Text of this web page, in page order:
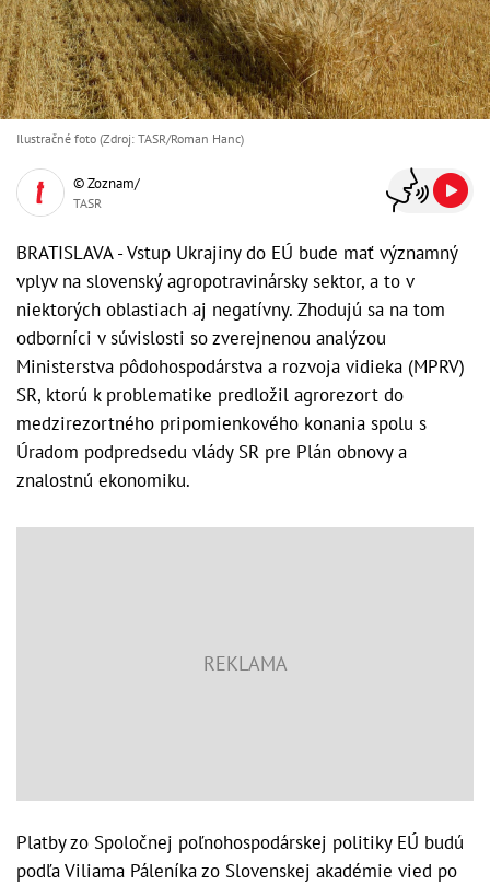
Ilustračné foto (Zdroj: TASR/Roman Hanc)
© Zoznam/
TASR
BRATISLAVA - Vstup Ukrajiny do EÚ bude mať významný
vplyv na slovenský agropotravinársky sektor, a to v
niektorých oblastiach aj negatívny. Zhodujú sa na tom
odborníci v súvislosti so zverejnenou analýzou
Ministerstva pôdohospodárstva a rozvoja vidieka (MPRV)
SR, ktorú k problematike predložil agrorezort do
medzirezortného pripomienkového konania spolu s
Úradom podpredsedu vlády SR pre Plán obnovy a
znalostnú ekonomiku.
Platby zo Spoločnej poľnohospodárskej politiky EÚ budú
podľa Viliama Páleníka zo Slovenskej akadémie vied po